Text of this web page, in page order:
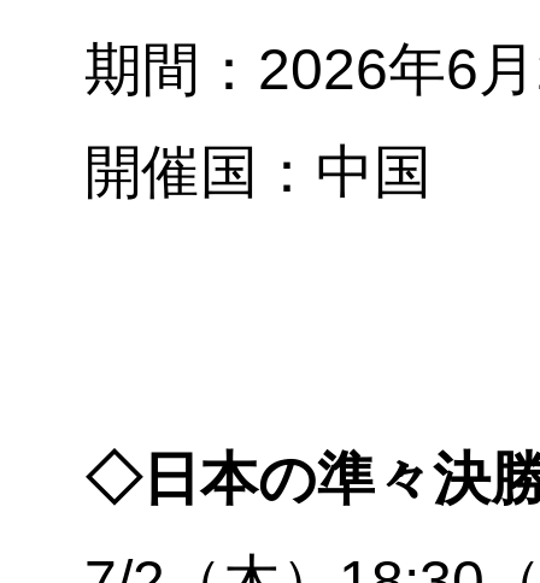
期間：2026年6
開催国：中国
◇日本の準々決